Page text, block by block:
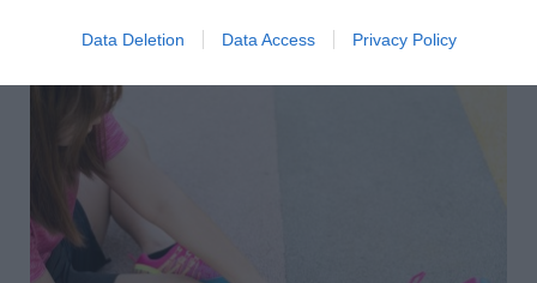
Data Deletion Data Access Privacy Policy
Grillezett halloumis cukkinis tésztasaláta